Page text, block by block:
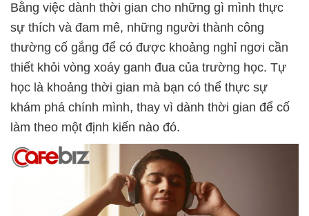
Bằng việc dành thời gian cho những gì mình thực
sự thích và đam mê, những người thành công
thường cố gắng để có được khoảng nghỉ ngơi cần
thiết khỏi vòng xoáy ganh đua của trường học. Tự
học là khoảng thời gian mà bạn có thể thực sự
khám phá chính mình, thay vì dành thời gian để cố
làm theo một định kiến nào đó.